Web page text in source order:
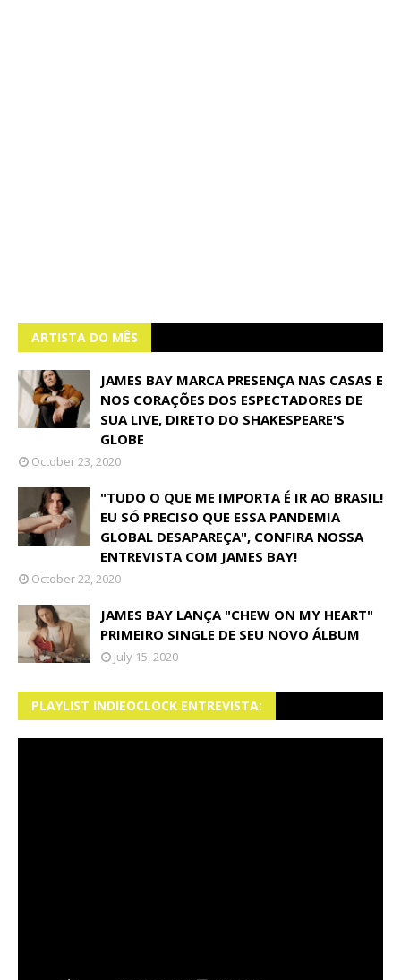
ARTISTA DO MÊS
JAMES BAY MARCA PRESENÇA NAS CASAS E
NOS CORAÇÕES DOS ESPECTADORES DE
SUA LIVE, DIRETO DO SHAKESPEARE'S
GLOBE
October 23, 2020
"TUDO O QUE ME IMPORTA É IR AO BRASIL!
EU SÓ PRECISO QUE ESSA PANDEMIA
GLOBAL DESAPAREÇA", CONFIRA NOSSA
ENTREVISTA COM JAMES BAY!
October 22, 2020
JAMES BAY LANÇA "CHEW ON MY HEART"
PRIMEIRO SINGLE DE SEU NOVO ÁLBUM
July 15, 2020
PLAYLIST INDIEOCLOCK ENTREVISTA: